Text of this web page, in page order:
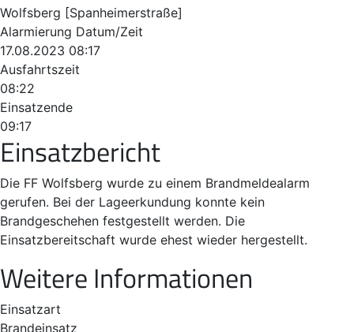
Wolfsberg [Spanheimerstraße]
Alarmierung Datum/Zeit
17.08.2023 08:17
Ausfahrtszeit
08:22
Einsatzende
09:17
Einsatzbericht
Die FF Wolfsberg wurde zu einem Brandmeldealarm
gerufen. Bei der Lageerkundung konnte kein
Brandgeschehen festgestellt werden. Die
Einsatzbereitschaft wurde ehest wieder hergestellt.
Weitere Informationen
Einsatzart
Brandeinsatz